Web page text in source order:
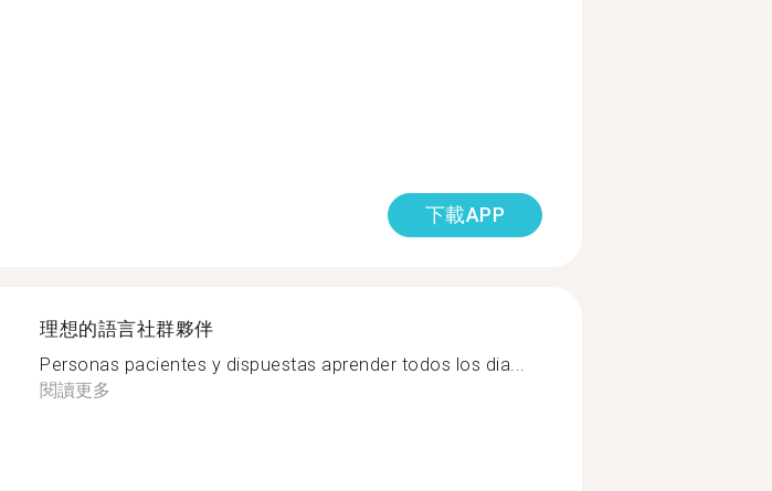
下載APP
理想的語言社群夥伴
Personas pacientes y dispuestas aprender todos los dia...
閱讀更多